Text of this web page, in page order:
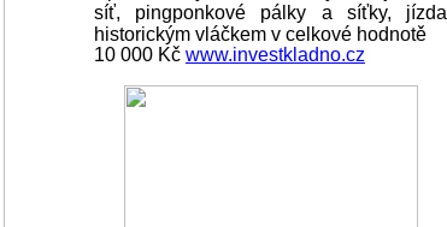
síť, pingponkové pálky a síťky, jízda
historickým vláčkem v celkové hodnotě
10 000 Kč www.investkladno.cz